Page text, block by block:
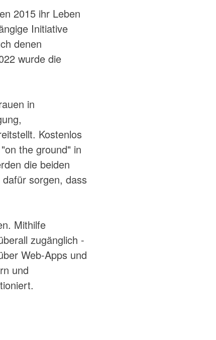
2015 ihr Leben
Initiative
denen
wurde die
in
Kostenlos
the ground" in
die beiden
sorgen, dass
Mithilfe
zugänglich -
Web-Apps und
und